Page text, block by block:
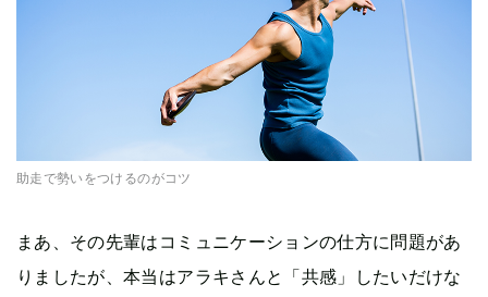
助走で勢いをつけるのがコツ
まあ、その先輩はコミュニケーションの仕方に問題があ
りましたが、本当はアラキさんと「共感」したいだけな